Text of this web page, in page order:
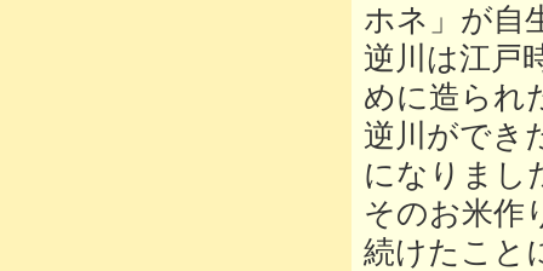
ホネ」が自
逆川は江戸
めに造られ
逆川ができ
になりまし
そのお米作
続けたこと